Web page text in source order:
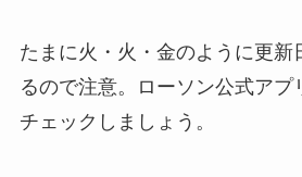
たまに火・火・金のように更新
るので注意。ローソン公式アプ
チェックしましょう。